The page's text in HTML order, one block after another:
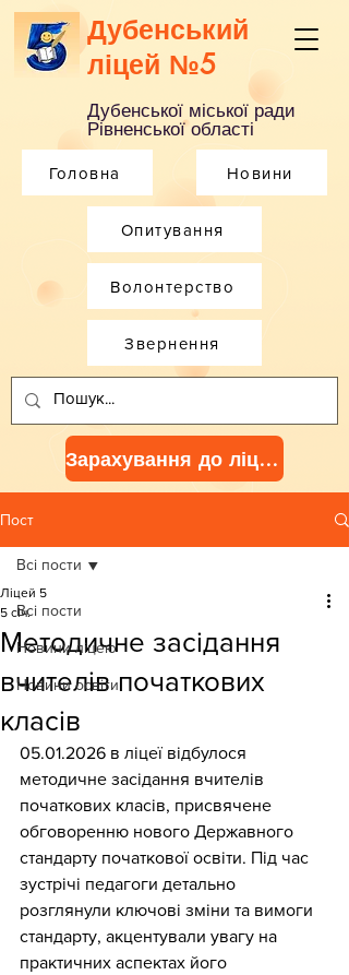
Дубенський
ліцей №5
Дубенської міської ради
Рівненської області
Головна Новини
Опитування
Зарахування до ліцею
Волонтерство
Звернення
Пост
Всі пости
Новини ліцею
Новини освіти
Всі пости
Методичне засідання
вчителів початкових
класів
Ліцей 5
5 січ.
05.01.2026 в ліцеї відбулося
методичне засідання вчителів
початкових класів, присвячене
обговоренню нового Державного
стандарту початкової освіти. Під час
зустрічі педагоги детально
розглянули ключові зміни та вимоги
стандарту, акцентували увагу на
практичних аспектах його